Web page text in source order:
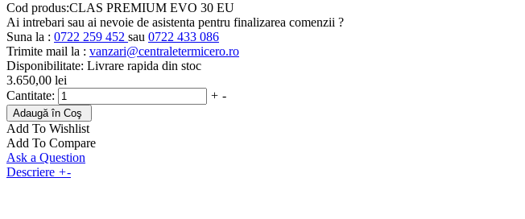
Cod produs:CLAS PREMIUM EVO 30 EU
Ai intrebari sau ai nevoie de asistenta pentru finalizarea comenzii ?
Suna la : 0722 259 452 sau 0722 433 086
Trimite mail la : vanzari@centraletermicero.ro
Disponibilitate: Livrare rapida din stoc
3.650,00 lei
Cantitate:
+ -
Adaugă în Coş
Add To Wishlist
Add To Compare
Ask a Question
Descriere +-